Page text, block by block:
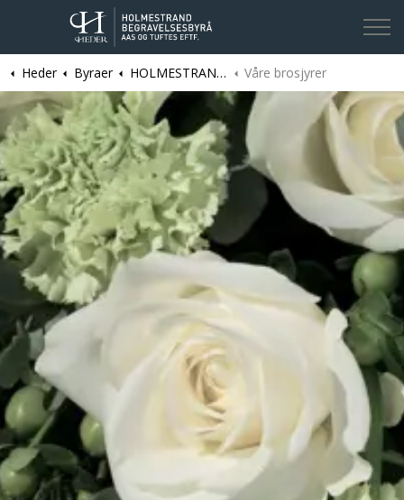
Kontakt oss
Heder Byraer HOLMESTRAND | Holmestrand Begravelsesbyrå Aas og Tuftes Eftf. Våre brosjyrer